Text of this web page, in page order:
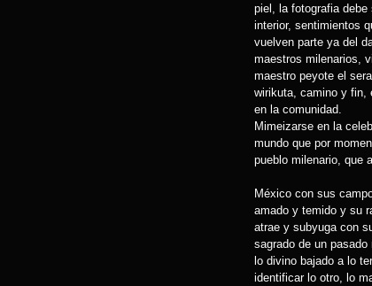
piel, la fotografia
interior, sentimientos
vuelven parte ya del
maestros milenarios,
maestro peyote el
wirikuta, camino y fin,
en la comunidad.
Mimeizarse en la
mundo que por
pueblo milenario, que
México con sus
amado y temido y su
atrae y subyuga con
sagrado de un
lo divino bajado a lo
identificar lo otro, lo